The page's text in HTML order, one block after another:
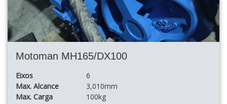
Motoman MH165/DX100
Eixos
6
Max. Alcance
3,010mm
Max. Carga
100kg